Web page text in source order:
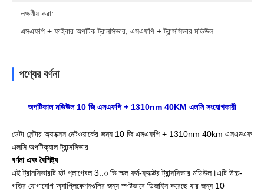
লক্ষণীয় করা:
এসএফপি + ফাইবার অপটিক ট্রানসিভার, এসএফপি + ট্রান্সসিভার মডিউল
পণ্যের বর্ণনা
অপটিকাল মডিউল 10 জি এসএফপি + 1310nm 40KM এলসি সংযোগকারী
ডেটা সেন্টার অ্যাক্সেস নেটওয়ার্কের জন্য 10 জি এসএফপি + 1310nm 40km এসএমএফ
এলসি অপটিক্যাল ট্রান্সসিভার
বর্ণনা এবং বৈশিষ্ট্য
এই ট্রানসিভারটি হট প্লাগেবল 3..৩ ভি স্মল ফর্ম-ফ্যাক্টর ট্রান্সসিভার মডিউল।এটি উচ্চ-
গতির যোগাযোগ অ্যাপ্লিকেশনগুলির জন্য স্পষ্টভাবে ডিজাইন করেছে যার জন্য 10